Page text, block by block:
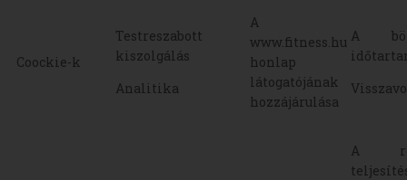
Coockie-k
Testreszabott
kiszolgálás
Analitika
A
www.fitness.hu
honlap
látogatójának
hozzájárulása
A
A